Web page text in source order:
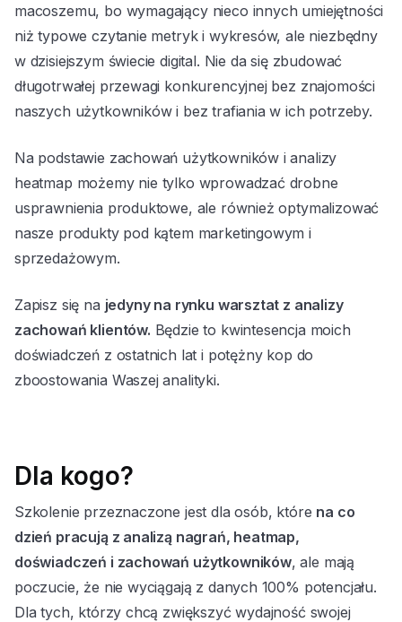
macoszemu, bo wymagający nieco innych umiejętności
niż typowe czytanie metryk i wykresów, ale niezbędny
w dzisiejszym świecie digital. Nie da się zbudować
długotrwałej przewagi konkurencyjnej bez znajomości
naszych użytkowników i bez trafiania w ich potrzeby.
Na podstawie zachowań użytkowników i analizy
heatmap możemy nie tylko wprowadzać drobne
usprawnienia produktowe, ale również optymalizować
nasze produkty pod kątem marketingowym i
sprzedażowym.
Zapisz się na jedyny na rynku warsztat z analizy
zachowań klientów. Będzie to kwintesencja moich
doświadczeń z ostatnich lat i potężny kop do
zboostowania Waszej analityki.
Dla kogo?
Szkolenie przeznaczone jest dla osób, które na co
dzień pracują z analizą nagrań, heatmap,
doświadczeń i zachowań użytkowników, ale mają
poczucie, że nie wyciągają z danych 100% potencjału.
Dla tych, którzy chcą zwiększyć wydajność swojej